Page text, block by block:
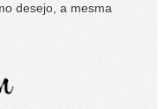
desejo, a mesma